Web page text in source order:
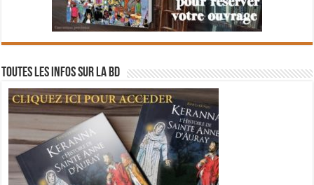
Toutes les infos sur la BD